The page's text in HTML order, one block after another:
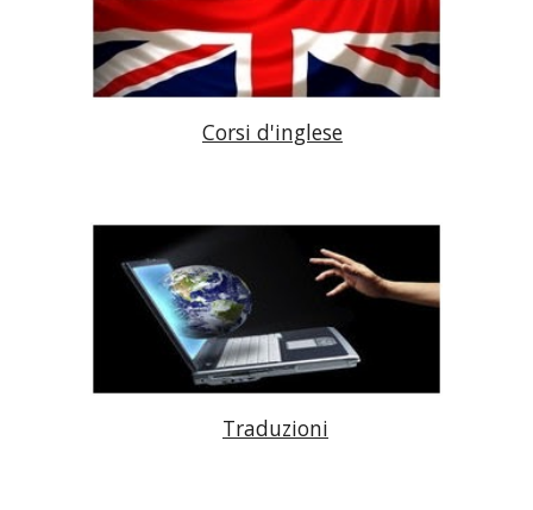
Corsi d'inglese
Traduzioni